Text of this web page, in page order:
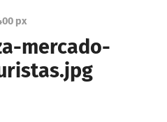
px
mercado-